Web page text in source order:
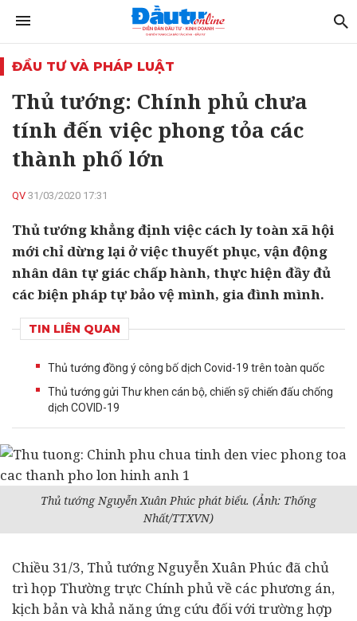
ĐẦU TƯ VÀ PHÁP LUẬT
Thủ tướng: Chính phủ chưa
tính đến việc phong tỏa các
thành phố lớn
QV 31/03/2020 17:31
Thủ tướng khẳng định việc cách ly toàn xã hội
mới chỉ dừng lại ở việc thuyết phục, vận động
nhân dân tự giác chấp hành, thực hiện đầy đủ
các biện pháp tự bảo vệ mình, gia đình mình.
TIN LIÊN QUAN
Thủ tướng đồng ý công bố dịch Covid-19 trên toàn quốc
Thủ tướng gửi Thư khen cán bộ, chiến sỹ chiến đấu chống
dịch COVID-19
Thủ tướng Nguyễn Xuân Phúc phát biểu. (Ảnh: Thống
Nhất/TTXVN)
Chiều 31/3, Thủ tướng Nguyễn Xuân Phúc đã chủ
trìhọp Thường trực Chính phủvề các phương án,
kịch bản và khả năng ứng cứu đối với trường hợp